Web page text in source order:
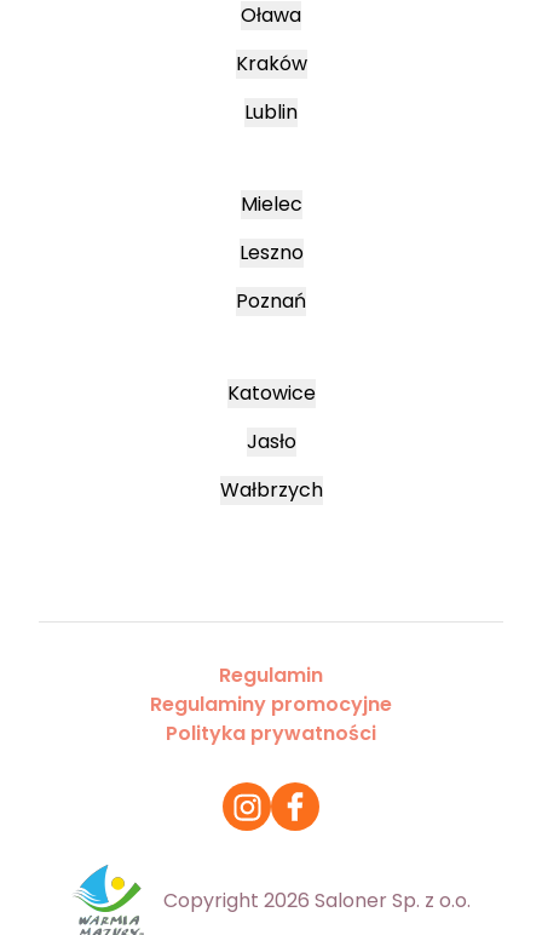
Oława
Kraków
Lublin
Mielec
Leszno
Poznań
Katowice
Jasło
Wałbrzych
Regulamin
Regulaminy promocyjne
Polityka prywatności
Copyright 2026 Saloner Sp. z o.o.